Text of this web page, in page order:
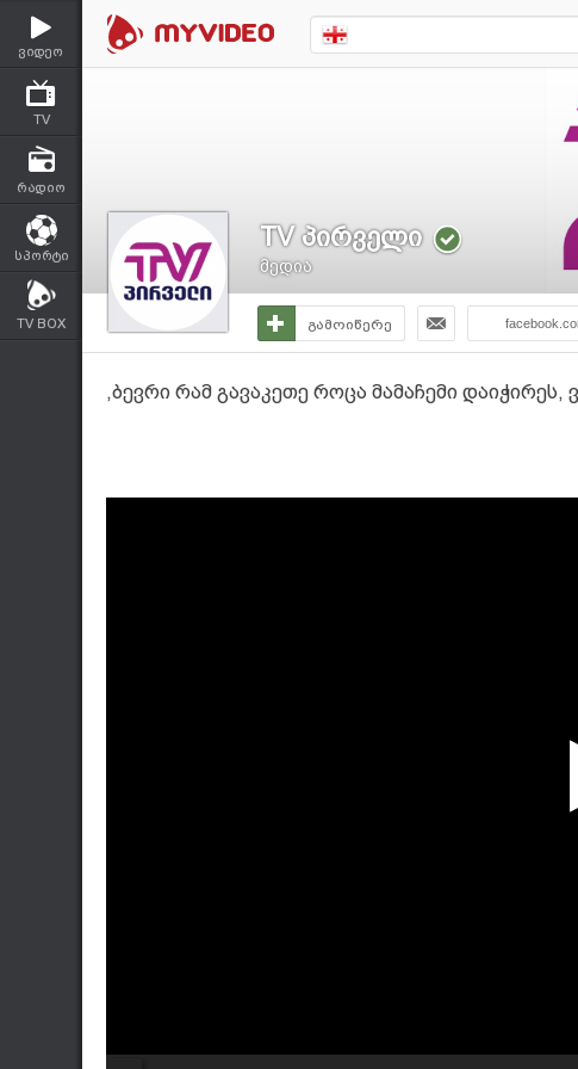
ვიდეო
TV
რადიო
სპორტი
TV BOX
TV პირველი
მედია
გამოიწერე
,ბევრი რამ გავაკეთე როცა მამაჩემი